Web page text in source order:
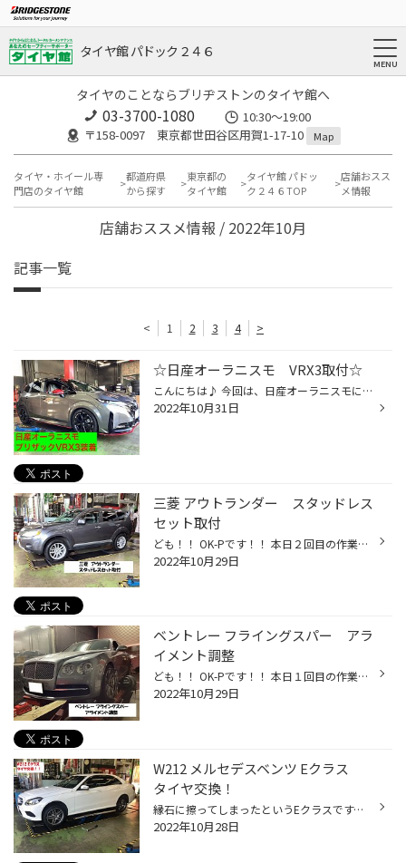
タイヤ館 パドック２４６
タイヤのことならブリヂストンのタイヤ館へ
03-3700-1080
10:30～19:00
〒158-0097 東京都世田谷区用賀1-17-10
Map
タイヤ・ホイール専
門店のタイヤ館
都道府県
から探す
東京都の
タイヤ館
タイヤ館 パドッ
ク２４６TOP
店舗おスス
メ情報
店舗おススメ情報 / 2022年10月
記事一覧
< 1 2 3 4 >
☆日産オーラニスモ VRX3取付☆
こんにちは♪ 今回は、日産オーラニスモにブリヂストンブリザックVRX3を装着いたしました！ オーナー様のこだわりで、純正アルミホイールに組み込みました♪ サクッと装着完了です！！ お買い上げありがとうございました☆ タイヤ屋 ブリヂストン 国産車 輸入車 OEタイヤ タイヤ交換 バッテリー交換 オ...
2022年10月31日
三菱 アウトランダー スタッドレス
セット取付
ども！！ OK-Pです！！ 本日２回目の作業紹介はこちら('ω')ノ 三菱 アウトランダーにスタッドレスセットを取付しました(*´ω｀*) 遂にこの季節がやって来ましたね。。。 取付けたのはDM-V3とエコフォルム SE-20のセット。 エコフォルムの魅力は何と言っても豊富なホイールサイズと飽きの来ないデザイ...
2022年10月29日
ベントレー フライングスパー アラ
イメント調整
ども！！ OK-Pです！！ 本日１回目の作業紹介はこちら('ω')ノ ベントレー フライングスパーのアライメント調整です(*´ω｀*) 以前のモデルはコンチネンタル フライングスパーでしたが、コンチネンタルが取れ、フライングスパーのみになっています。 それに伴いタイヤサイズが275/35R20から275/35R21...
2022年10月29日
W212 メルセデスベンツ Eクラス
タイヤ交換！
縁石に擦ってしまったというEクラスです。 見るとタイヤのコードが見えてしまっており、早急な交換が必要となりました。 このまま放置しますと内部に水分が侵入し、バーストの危険性が伴います。 新品タイヤに交換、これで安心して走行出来ますね！ ご来店ありがとうございます。 タイヤ屋 ブリヂス...
2022年10月28日